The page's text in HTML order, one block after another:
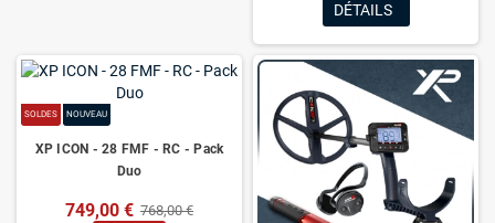
DÉTAILS
SOLDES NOUVEAU
XP ICON - 28 FMF - RC - Pack
Duo
749,00 € 768,00 €